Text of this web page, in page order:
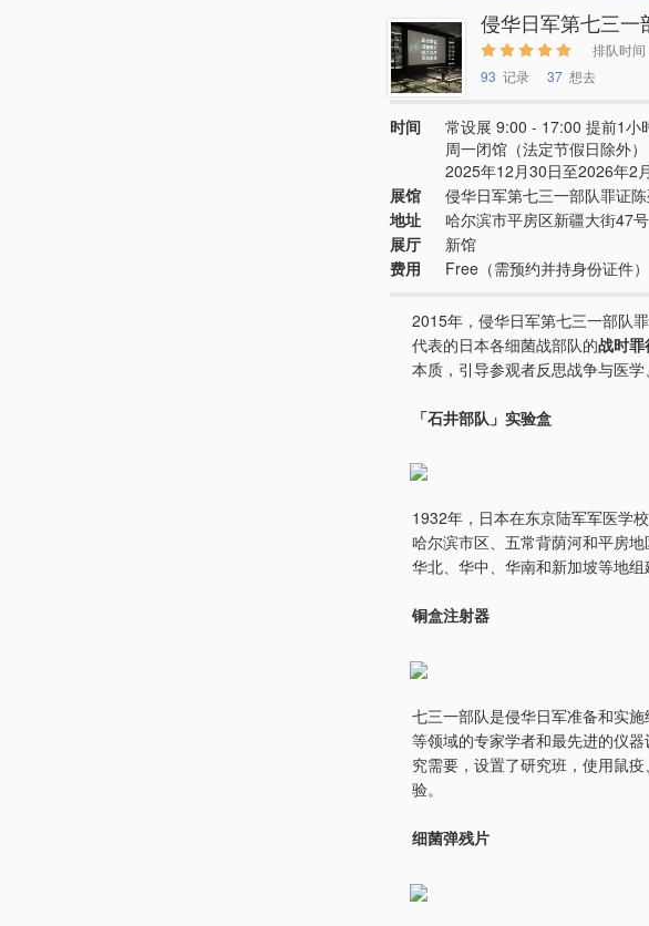
侵华日军第七三一
排队时间
93 记录 37 想去
时间
常设展 9:00 - 17:00 提前1小
周一闭馆（法定节假日除外）
2025年12月30日至2026年2
展馆
侵华日军第七三一部队罪证
地址
哈尔滨市平房区新疆大街47号
展厅
新馆
费用
Free（需预约并持身份证件）
2015年，侵华日军第七三一部队
代表的日本各细菌战部队的战时
本质，引导参观者反思战争与医学
「石井部队」实验盒
1932年，日本在东京陆军军医学
哈尔滨市区、五常背荫河和平房
华北、华中、华南和新加坡等地
铜盒注射器
七三一部队是侵华日军准备和实
等领域的专家学者和最先进的仪
究需要，设置了研究班，使用鼠
验。
细菌弹残片